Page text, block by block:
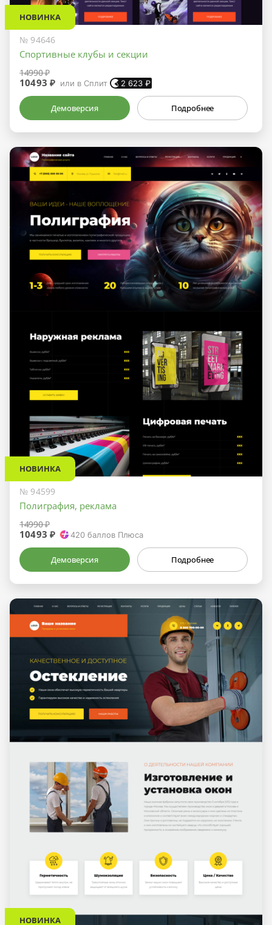
НОВИНКА
№ 94646
Спортивные клубы и секции
14990 ₽
10493 ₽ или в Сплит 2 623 ₽
Демоверсия Подробнее
НОВИНКА
№ 94599
Полиграфия, реклама
14990 ₽
10493 ₽ 420 баллов Плюса
Демоверсия Подробнее
НОВИНКА